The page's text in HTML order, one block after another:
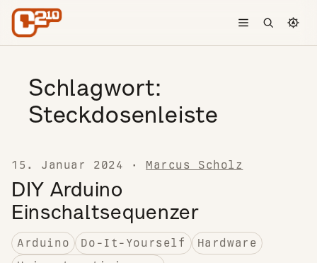
Skip to content
Toggle menu
Open
Schlagwort:
Steckdosenleiste
15. Januar 2024 · Marcus Scholz
DIY Arduino
Einschaltsequenzer
Arduino Do-It-Yourself
Hardware